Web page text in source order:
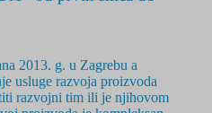
2013. g. u Zagrebu a
usluge razvoja proizvoda
razvojni tim ili je njihovom